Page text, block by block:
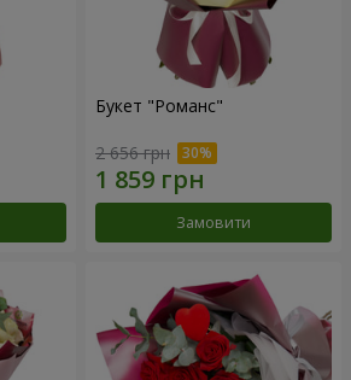
Букет "Романс"
2 656 грн
Замовити